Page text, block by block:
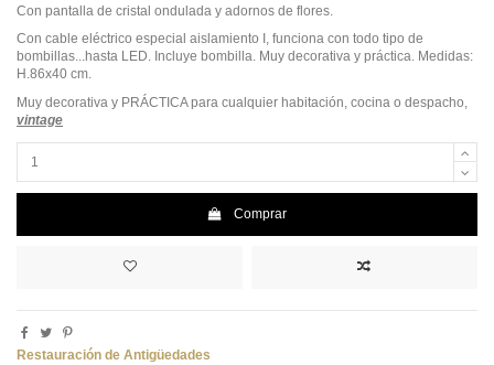
Con pantalla de cristal ondulada y adornos de flores.
Con cable eléctrico especial aislamiento I, funciona con todo tipo de
bombillas...hasta LED. Incluye bombilla. Muy decorativa y práctica. Medidas:
H.86x40 cm.
Muy decorativa y PRÁCTICA para cualquier habitación, cocina o despacho,
vintage
Comprar
Restauración de Antigüedades